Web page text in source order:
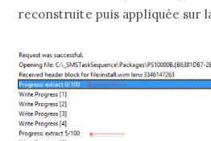
reconstruite puis appliquée sur